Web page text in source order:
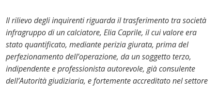
Il rilievo degli inquirenti riguarda il trasferimento tra società
infragruppo di un calciatore, Elia Caprile, il cui valore era
stato quantificato, mediante perizia giurata, prima del
perfezionamento dell’operazione, da un soggetto terzo,
indipendente e professionista autorevole, già consulente
dell’Autorità giudiziaria, e fortemente accreditato nel settore